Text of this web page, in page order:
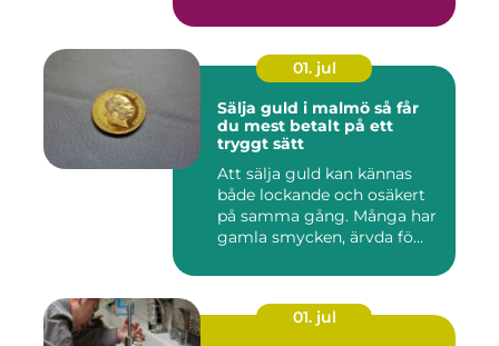
01. jul
Sälja guld i malmö så får
du mest betalt på ett
tryggt sätt
Att sälja guld kan kännas
både lockande och osäkert
på samma gång. Många har
gamla smycken, ärvda fö...
01. jul